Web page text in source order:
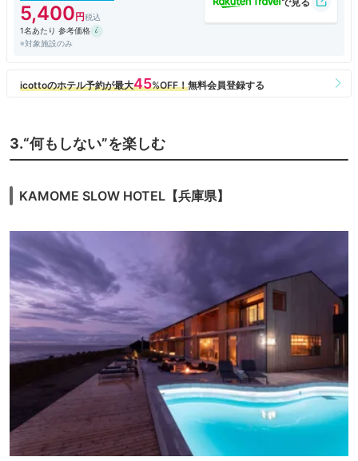
5,400
1名あたり 参考価格
※対象施設のみ
3.“何もしない”を楽しむ
KAMOME SLOW HOTEL【兵庫県】